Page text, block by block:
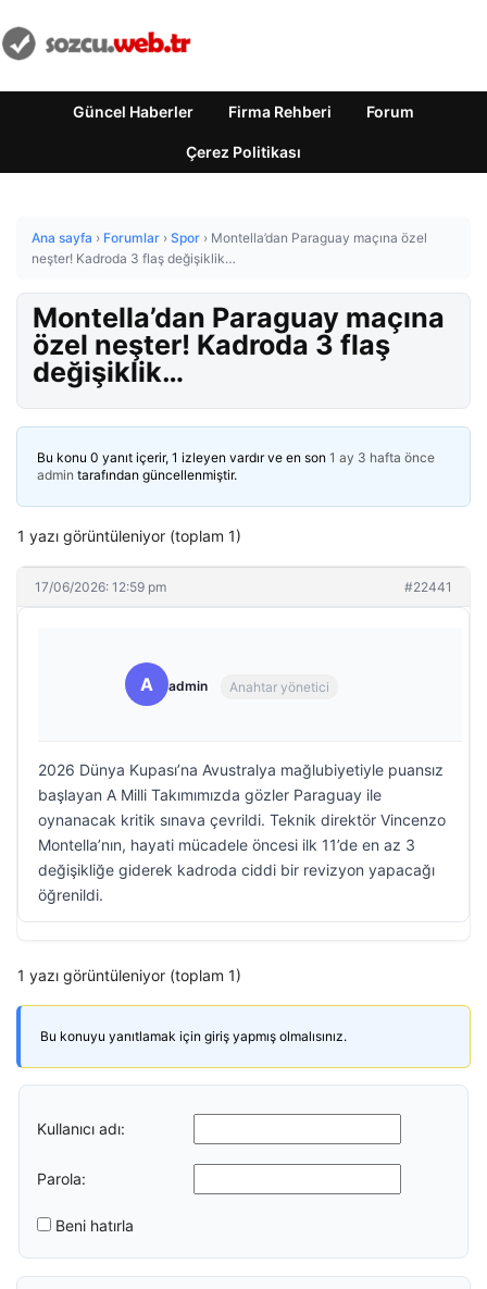
Güncel Haberler Firma Rehberi Forum
Çerez Politikası
Ana sayfa › Forumlar › Spor › Montella’dan Paraguay maçına özel
neşter! Kadroda 3 flaş değişiklik…
Montella’dan Paraguay maçına
özel neşter! Kadroda 3 flaş
değişiklik…
Bu konu 0 yanıt içerir, 1 izleyen vardır ve en son 1 ay 3 hafta önce
admin tarafından güncellenmiştir.
1 yazı görüntüleniyor (toplam 1)
17/06/2026: 12:59 pm #22441
A admin Anahtar yönetici
2026 Dünya Kupası’na Avustralya mağlubiyetiyle puansız
başlayan A Milli Takımımızda gözler Paraguay ile
oynanacak kritik sınava çevrildi. Teknik direktör Vincenzo
Montella’nın, hayati mücadele öncesi ilk 11’de en az 3
değişikliğe giderek kadroda ciddi bir revizyon yapacağı
öğrenildi.
1 yazı görüntüleniyor (toplam 1)
Bu konuyu yanıtlamak için giriş yapmış olmalısınız.
Kullanıcı adı:
Parola:
Beni hatırla